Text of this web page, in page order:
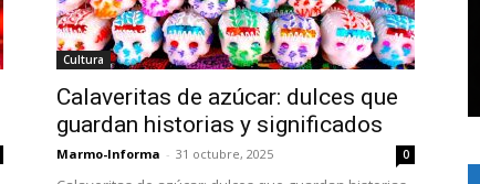
Cultura
Calaveritas de azúcar: dulces que
guardan historias y significados
Marmo-Informa - 31 octubre, 2025 0